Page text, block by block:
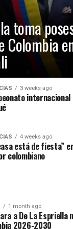
Lozano,
, fue
del Folclor,
y obtuvo el titulo
e
Folclor 2026, es
la noche de
Del Folclor
toma
Colombia
3 weeks ago
4 weeks ago
está de fiesta”
colombiano
1 month ago
a De La Espriella
2026-2030